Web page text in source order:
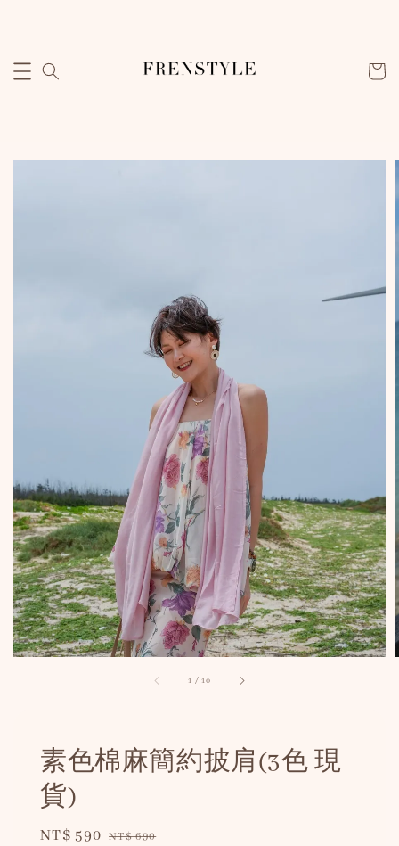
1 /10
素色棉麻簡約披肩(3色 現
貨)
Sale
NT$ 590 Regular
NT$ 690